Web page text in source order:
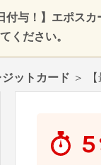
付与！】エポス
ください。
ジットカード ＞
5